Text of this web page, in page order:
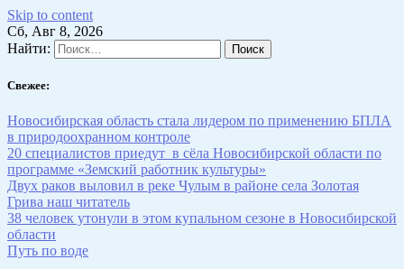
Skip to content
Сб, Авг 8, 2026
Найти:
Свежее:
Новосибирская область стала лидером по применению БПЛА
в природоохранном контроле
20 специалистов приедут в сёла Новосибирской области по
программе «Земский работник культуры»
Двух раков выловил в реке Чулым в районе села Золотая
Грива наш читатель
38 человек утонули в этом купальном сезоне в Новосибирской
области
Путь по воде